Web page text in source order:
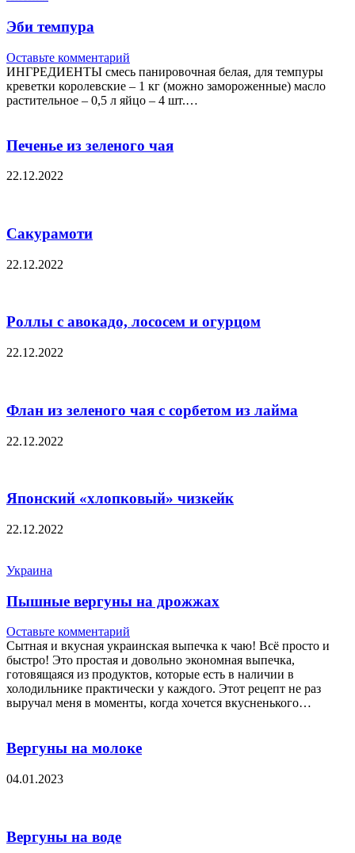
Эби темпура
Оставьте комментарий
ИНГРЕДИЕНТЫ смесь панировочная белая, для темпуры
креветки королевские – 1 кг (можно замороженные) масло
растительное – 0,5 л яйцо – 4 шт.…
Печенье из зеленого чая
22.12.2022
Сакурамоти
22.12.2022
Роллы с авокадо, лососем и огурцом
22.12.2022
Флан из зеленого чая с сорбетом из лайма
22.12.2022
Японский «хлопковый» чизкейк
22.12.2022
Украина
Пышные вергуны на дрожжах
Оставьте комментарий
Сытная и вкусная украинская выпечка к чаю! Всё просто и
быстро! Это простая и довольно экономная выпечка,
готовящаяся из продуктов, которые есть в наличии в
холодильнике практически у каждого. Этот рецепт не раз
выручал меня в моменты, когда хочется вкусненького…
Вергуны на молоке
04.01.2023
Вергуны на воде